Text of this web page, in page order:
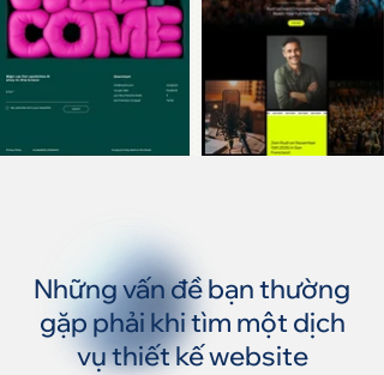
Những vấn đề bạn thường
gặp phải khi tìm một dịch
vụ thiết kế website